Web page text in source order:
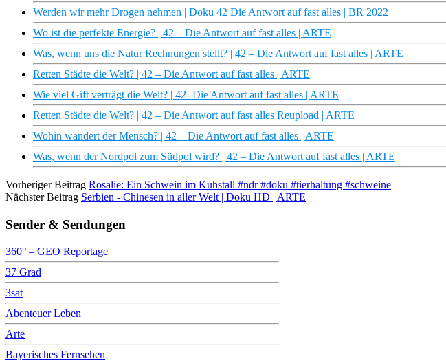
Werden wir mehr Drogen nehmen | Doku 42 Die Antwort auf fast alles | BR 2022
Wo ist die perfekte Energie? | 42 – Die Antwort auf fast alles | ARTE
Was, wenn uns die Natur Rechnungen stellt? | 42 – Die Antwort auf fast alles | ARTE
Retten Städte die Welt? | 42 – Die Antwort auf fast alles | ARTE
Wie viel Gift verträgt die Welt? | 42- Die Antwort auf fast alles | ARTE
Retten Städte die Welt? | 42 – Die Antwort auf fast alles Reupload | ARTE
Wohin wandert der Mensch? | 42 – Die Antwort auf fast alles | ARTE
Was, wenn der Nordpol zum Südpol wird? | 42 – Die Antwort auf fast alles | ARTE
Vorheriger Beitrag Rosalie: Ein Schwein im Kuhstall #ndr #doku #tierhaltung #schweine
Nächster Beitrag Serbien - Chinesen in aller Welt | Doku HD | ARTE
Sender & Sendungen
360° – GEO Reportage
37 Grad
3sat
Abenteuer Leben
Arte
Bayerisches Fernsehen